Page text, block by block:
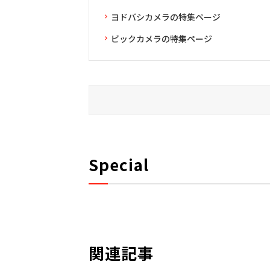
ヨドバシカメラの特集ページ
ビックカメラの特集ページ
Special
関連記事